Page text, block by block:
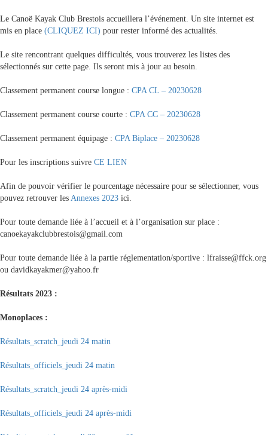
Le Canoë Kayak Club Brestois accueillera l’événement. Un site internet est
mis en place (CLIQUEZ ICI) pour rester informé des actualités.
Le site rencontrant quelques difficultés, vous trouverez les listes des
sélectionnés sur cette page. Ils seront mis à jour au besoin.
Classement permanent course longue : CPA CL – 20230628
Classement permanent course courte : CPA CC – 20230628
Classement permanent équipage : CPA Biplace – 20230628
Pour les inscriptions suivre CE LIEN
Afin de pouvoir vérifier le pourcentage nécessaire pour se sélectionner, vous
pouvez retrouver les Annexes 2023 ici.
Pour toute demande liée à l’accueil et à l’organisation sur place :
canoekayakclubbrestois@gmail.com
Pour toute demande liée à la partie réglementation/sportive : lfraisse@ffck.org
ou davidkayakmer@yahoo.fr
Résultats 2023 :
Monoplaces :
Résultats_scratch_jeudi 24 matin
Résultats_officiels_jeudi 24 matin
Résultats_scratch_jeudi 24 après-midi
Résultats_officiels_jeudi 24 après-midi